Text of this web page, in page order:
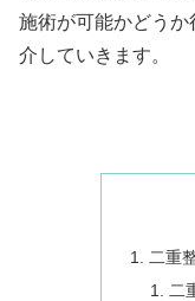
施術が可能かどう
介していきます。
二重
二